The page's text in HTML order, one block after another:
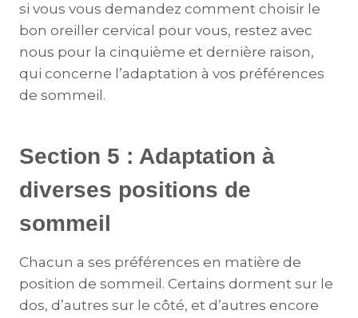
si vous vous demandez comment choisir le
bon oreiller cervical pour vous, restez avec
nous pour la cinquième et dernière raison,
qui concerne l’adaptation à vos préférences
de sommeil.
Section 5 : Adaptation à
diverses positions de
sommeil
Chacun a ses préférences en matière de
position de sommeil. Certains dorment sur le
dos, d’autres sur le côté, et d’autres encore